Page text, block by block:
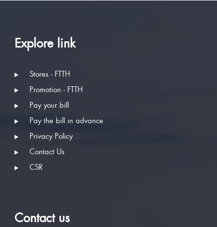
Explore link
Stores - FTTH
Promotion - FTTH
Pay your bill
Pay the bill in advance
Privacy Policy
Contact Us
CSR
Contact us